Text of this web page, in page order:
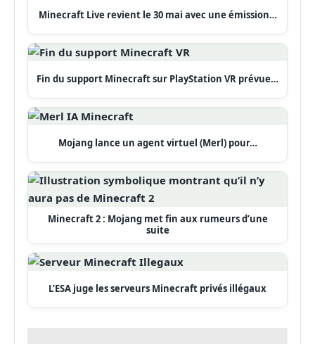
Minecraft Live revient le 30 mai avec une émission…
Fin du support Minecraft sur PlayStation VR prévue…
Mojang lance un agent virtuel (Merl) pour…
Minecraft 2 : Mojang met fin aux rumeurs d’une
suite
L’ESA juge les serveurs Minecraft privés illégaux